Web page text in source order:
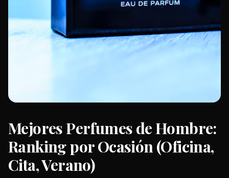
Perfumes
Mejores Perfumes de Hombre:
Ranking por Ocasión (Oficina,
Cita, Verano)